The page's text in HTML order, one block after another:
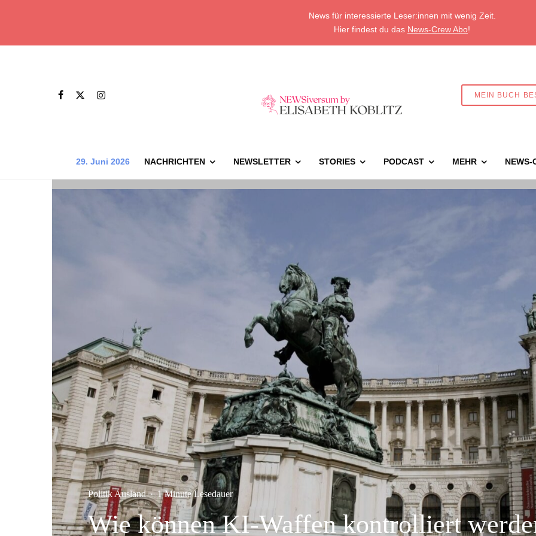
News für interessierte Leser:innen mit wenig Zeit.
Hier findest du das News-Crew Abo!
MEIN BUCH
29. Juni 2026 NACHRICHTEN NEWSLETTER STORIES PODCAST MEHR NEWS-
Politik Ausland · 1 Minute Lesedauer
Wie können KI-Waffen kontrolliert